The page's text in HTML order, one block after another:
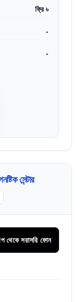
ফ্রি ৳
-
-
সেন্টার
সরাসরি ফোন কলের মাধ্যমে